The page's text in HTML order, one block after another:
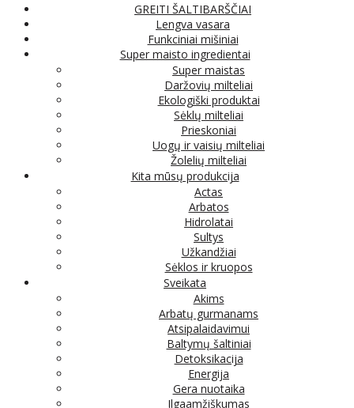
GREITI ŠALTIBARŠČIAI
Lengva vasara
Funkciniai mišiniai
Super maisto ingredientai
Super maistas
Daržovių milteliai
Ekologiški produktai
Sėklų milteliai
Prieskoniai
Uogų ir vaisių milteliai
Žolelių milteliai
Kita mūsų produkcija
Actas
Arbatos
Hidrolatai
Sultys
Užkandžiai
Sėklos ir kruopos
Sveikata
Akims
Arbatų gurmanams
Atsipalaidavimui
Baltymų šaltiniai
Detoksikacija
Energija
Gera nuotaika
Ilgaamžiškumas